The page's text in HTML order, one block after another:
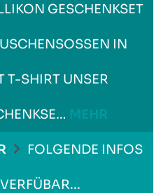
GESCHENKSET
IN 3
SHIRT UNSER S
FOLGENDE INFOS